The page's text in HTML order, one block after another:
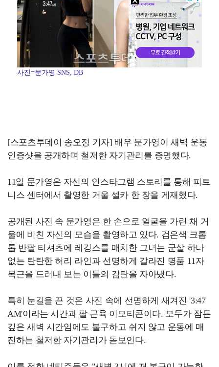
사진=문가영 SNS, DB
[스포츠투데이 송오정 기자] 배우 문가영이 새벽 운동
인증샷을 공개하며 철저한 자기관리를 증명했다.
11일 문가영은 자신의 인스타그램 스토리를 통해 피트
니스 센터에서 촬영한 거울 셀카 한 장을 게재했다.
공개된 사진 속 문가영은 한 손으로 얼굴을 가린 채 거
울에 비친 자신의 모습을 촬영하고 있다. 검은색 크롭
톱 반팔 티셔츠에 레깅스를 매치한 그녀는 군살 하나
없는 탄탄한 허리 라인과 선명하게 갈라진 명품 11자
복근을 드러내 보는 이들의 감탄을 자아냈다.
특히 눈길을 끈 것은 사진 속에 선명하게 새겨진 '3:47
AM'이라는 시간과 팔 근육 이모티콘이다. 모두가 잠든
깊은 새벽 시간임에도 불구하고 쉬지 않고 운동에 매
진하는 철저한 자기관리가 돋보인다.